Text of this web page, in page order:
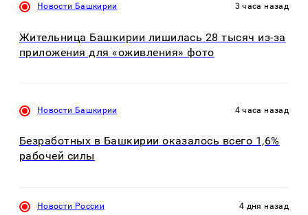
Новости Башкирии 3 часа назад
Жительница Башкирии лишилась 28 тысяч из-за
приложения для «оживления» фото
Новости Башкирии 4 часа назад
Безработных в Башкирии оказалось всего 1,6%
рабочей силы
Новости России 4 дня назад